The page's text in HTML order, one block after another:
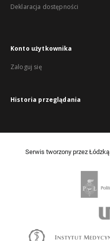
Deklaracja dostępności
Konto użytkownika
Zaloguj się
Historia przeglądania
Serwis tworzony przez